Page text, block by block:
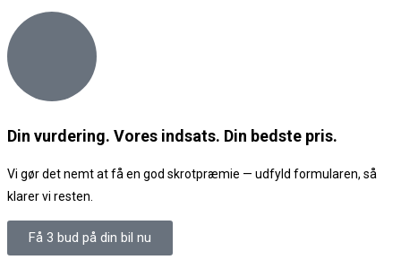
Din vurdering. Vores indsats. Din bedste pris.
Vi gør det nemt at få en god skrotpræmie — udfyld formularen, så
klarer vi resten.
Få 3 bud på din bil nu